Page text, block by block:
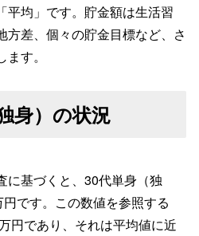
平均」です。貯金額は生活習
方差、個々の貯金目標など、さ
す。
身）の状況
に基づくと、30代単身（独
です。この数値を参照する
円であり、それは平均値に近